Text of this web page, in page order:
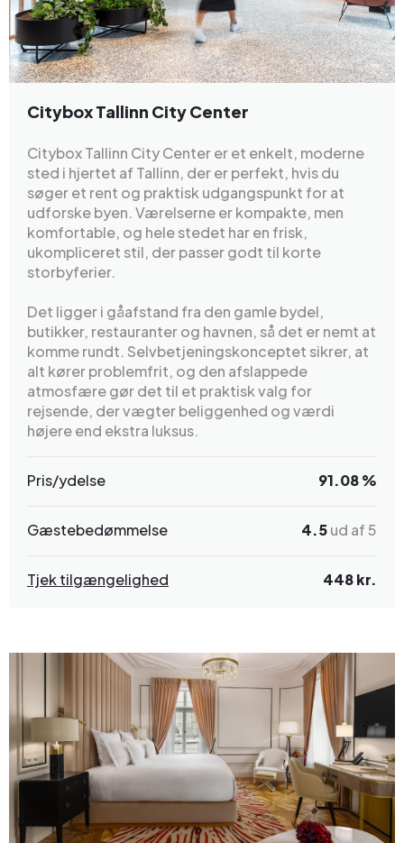
Citybox Tallinn City Center
Citybox Tallinn City Center er et enkelt, moderne
sted i hjertet af Tallinn, der er perfekt, hvis du
søger et rent og praktisk udgangspunkt for at
udforske byen. Værelserne er kompakte, men
komfortable, og hele stedet har en frisk,
ukompliceret stil, der passer godt til korte
storbyferier.
Det ligger i gåafstand fra den gamle bydel,
butikker, restauranter og havnen, så det er nemt at
komme rundt. Selvbetjeningskonceptet sikrer, at
alt kører problemfrit, og den afslappede
atmosfære gør det til et praktisk valg for
rejsende, der vægter beliggenhed og værdi
højere end ekstra luksus.
Pris/ydelse 91.08 %
Gæstebedømmelse 4.5ud af 5
Tjek tilgængelighed 448 kr.